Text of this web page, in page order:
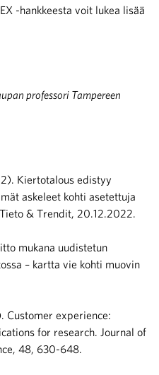
-hankkeesta voit lukea lisää
professori Tampereen
Kiertotalous edistyy
askeleet kohti asetettuja
& Trendit, 20.12.2022.
mukana uudistetun
– kartta vie kohti muovin
Customer experience:
for research. Journal of
48, 630-648.